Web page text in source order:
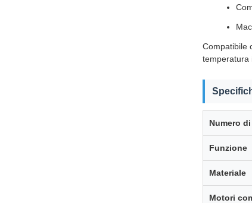
Compatibile
temperatura
Numero
Funzione
Materiale
Motori